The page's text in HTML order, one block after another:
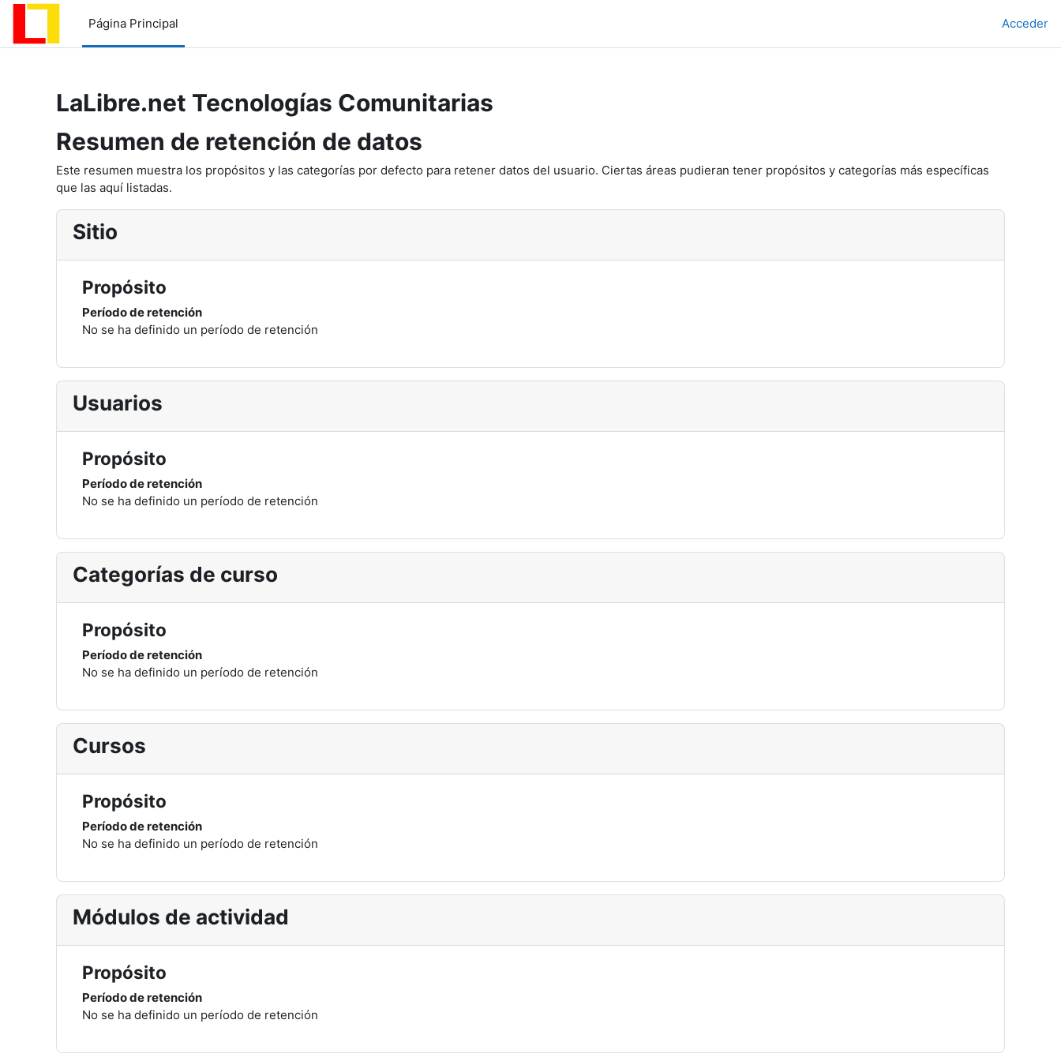
Salta al contenido principal
Página Principal
Acceder
LaLibre.net Tecnologías Comunitarias
Resumen de retención de datos
Este resumen muestra los propósitos y las categorías por defecto para retener datos del usuario. Ciertas áreas pudieran tener propósitos y categorías más específicas
que las aquí listadas.
Sitio
Propósito
Período de retención
No se ha definido un período de retención
Usuarios
Propósito
Período de retención
No se ha definido un período de retención
Categorías de curso
Propósito
Período de retención
No se ha definido un período de retención
Cursos
Propósito
Período de retención
No se ha definido un período de retención
Módulos de actividad
Propósito
Período de retención
No se ha definido un período de retención